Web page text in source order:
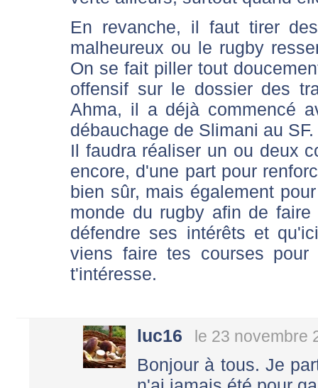
En revanche, il faut tirer
malheureux ou le rugby
On se fait piller tout
offensif sur le dossier des
Ahma, il a déjà commencé
débauchage de Slimani au SF.
Il faudra réaliser un ou deux
encore, d'une part pour
bien sûr, mais également
monde du rugby afin de
défendre ses intérêts et
viens faire tes courses
t'intéresse.
luc16 le 23 novembre
Bonjour à tous. Je